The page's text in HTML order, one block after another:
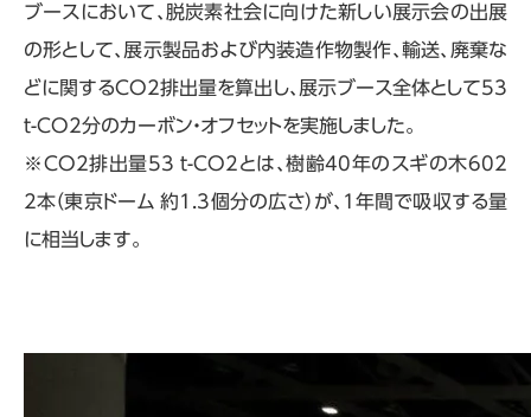
ブースにおいて、脱炭素社会に向けた新しい展示会の出展
の形として、展示製品および内装造作物製作、輸送、廃棄な
どに関するCO2排出量を算出し、展示ブース全体として53
t-CO2分のカーボン・オフセットを実施しました。
※CO2排出量53 t-CO2とは、樹齢40年のスギの木602
2本（東京ドーム 約1.3個分の広さ）が、1年間で吸収する量
に相当します。